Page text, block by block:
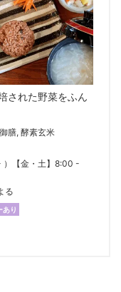
された野菜をふん
膳, 酵素玄米
）【金・土】8:00 -
る
あり